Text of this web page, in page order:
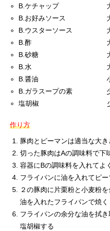
B.ケチャップ 大
B.お好みソース
B.ウスターソース
B.酢 大
B.砂糖 大
B.水 大
B.醤油 小
B.ガラスープの素
塩胡椒 少
作り方
豚肉とピーマンは適当な大き
切った豚肉はAの調味料で下
容器にBの調味料を入れてよ
フライパンに油を入れてピ
２の豚肉に片栗粉と小麦粉
油を入れたフライパンで焼く
フライパンの余分な油を拭
塩胡椒する